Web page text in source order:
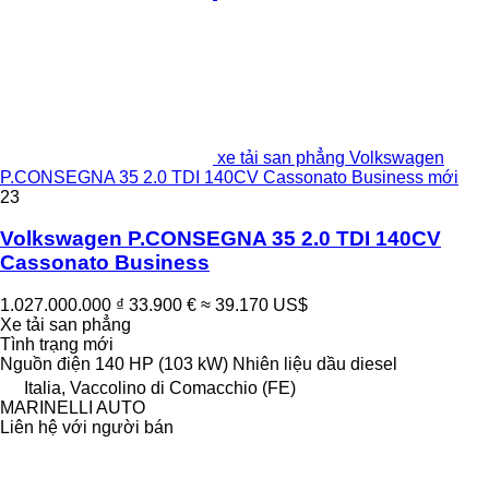
xe tải san phẳng Volkswagen
P.CONSEGNA 35 2.0 TDI 140CV Cassonato Business mới
23
Volkswagen P.CONSEGNA 35 2.0 TDI 140CV
Cassonato Business
1.027.000.000 ₫ 33.900 € ≈ 39.170 US$
Xe tải san phẳng
Tình trạng mới
Nguồn điện 140 HP (103 kW) Nhiên liệu dầu diesel
Italia, Vaccolino di Comacchio (FE)
MARINELLI AUTO
Liên hệ với người bán